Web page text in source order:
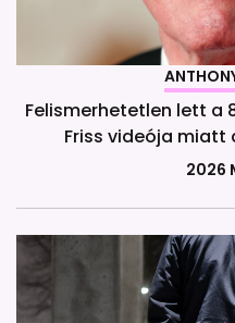
Felismerhetetlen lett a
Friss videója
2026